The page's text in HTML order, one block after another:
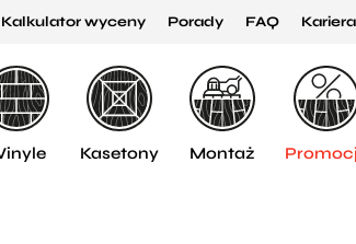
Kalkulator wyceny Porady FAQ Kariera
Kasetony Montaż